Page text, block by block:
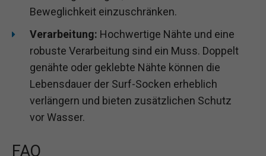
Beweglichkeit einzuschränken.
Verarbeitung: Hochwertige Nähte und eine
robuste Verarbeitung sind ein Muss. Doppelt
genähte oder geklebte Nähte können die
Lebensdauer der Surf-Socken erheblich
verlängern und bieten zusätzlichen Schutz
vor Wasser.
FAQ